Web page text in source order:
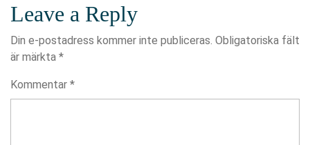
Leave a Reply
Din e-postadress kommer inte publiceras. Obligatoriska fält
är märkta *
Kommentar *